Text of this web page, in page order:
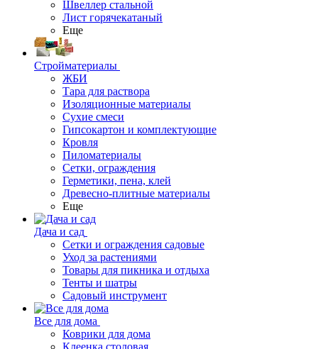
Швеллер стальной
Лист горячекатаный
Еще
Стройматериалы
ЖБИ
Тара для раствора
Изоляционные материалы
Сухие смеси
Гипсокартон и комплектующие
Кровля
Пиломатериалы
Сетки, ограждения
Герметики, пена, клей
Древесно-плитные материалы
Еще
Дача и сад
Сетки и ограждения садовые
Уход за растениями
Товары для пикника и отдыха
Тенты и шатры
Садовый инструмент
Все для дома
Коврики для дома
Клеенка столовая